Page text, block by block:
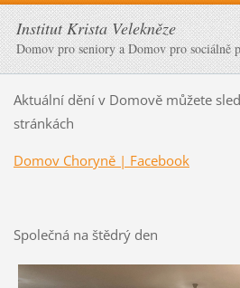
Institut Krista Velekněze
Domov pro seniory a Domov pro sociálně
Aktuální dění v Domově můžete
stránkách
Domov Choryně | Facebook
Společná na štědrý den